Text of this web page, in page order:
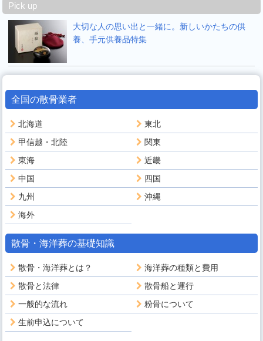
Pick up
大切な人の思い出と一緒に。新しいかたちの供
養、手元供養品特集
全国の散骨業者
北海道
東北
甲信越・北陸
関東
東海
近畿
中国
四国
九州
沖縄
海外
散骨・海洋葬の基礎知識
散骨・海洋葬とは？
海洋葬の種類と費用
散骨と法律
散骨船と運行
一般的な流れ
粉骨について
生前申込について